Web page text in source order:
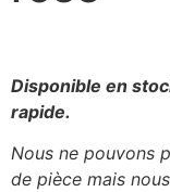
Disponible en
rapide.
Nous ne pouvons
de pièce mais